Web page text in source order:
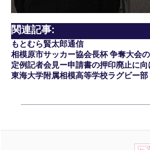
関連記事:
もとむら賢太郎通信
相模原市サッカー協会長杯 争奪大会
定例記者会見ー申請書の押印廃止に向
東海大学附属相模高等学校ラグビー